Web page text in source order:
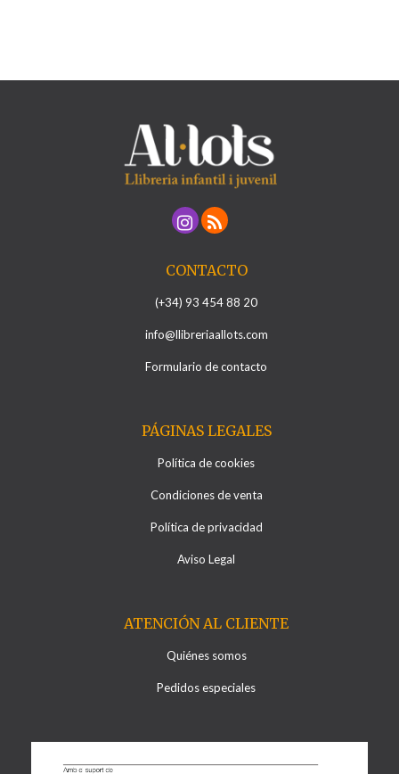
CONTACTO
(+34) 93 454 88 20
info@llibreriaallots.com
Formulario de contacto
PÁGINAS LEGALES
Política de cookies
Condiciones de venta
Política de privacidad
Aviso Legal
ATENCIÓN AL CLIENTE
Quiénes somos
Pedidos especiales